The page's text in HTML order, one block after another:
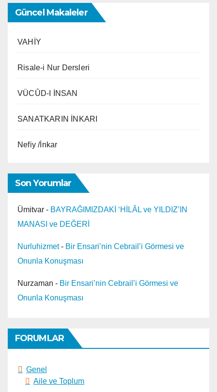
Güncel Makaleler
VAHİY
Risale-i Nur Dersleri
VÜCÛD-I İNSAN
SANATKARIN İNKARI
Nefiy /İnkar
Son Yorumlar
Ümitvar - BAYRAĞIMIZDAKİ ‘HİLÂL ve YILDIZ’IN
MANASI ve DEĞERİ
Nurluhizmet- Bir Ensari’nin Cebrail’i Görmesi ve
Onunla Konuşması
Nurzaman - Bir Ensari’nin Cebrail’i Görmesi ve
Onunla Konuşması
FORUMLAR
Genel
Aile ve Toplum